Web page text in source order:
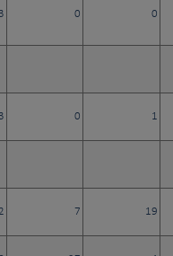
0 0
0 1
7 19